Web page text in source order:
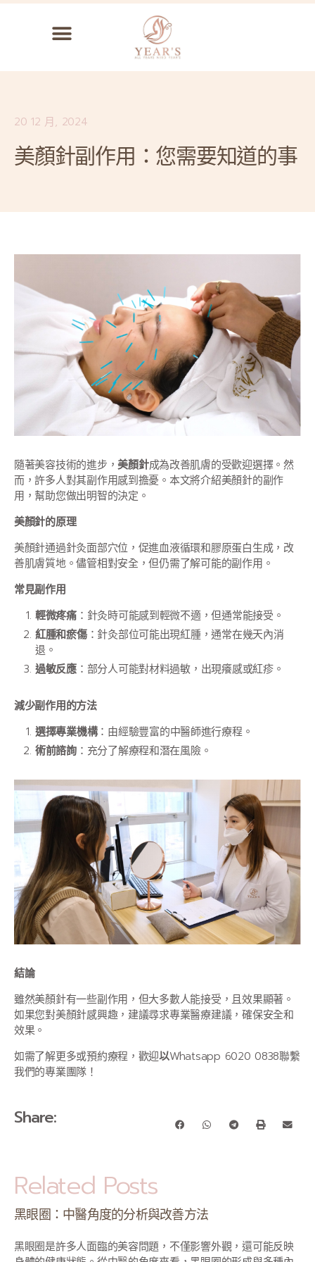
20 12 月, 2024
美顏針副作用：您需要知道的事
隨著美容技術的進步，美顏針成為改善肌膚的受歡迎選擇。然
而，許多人對其副作用感到擔憂。本文將介紹美顏針的副作
用，幫助您做出明智的決定。
美顏針的原理
美顏針通過針灸面部穴位，促進血液循環和膠原蛋白生成，改
善肌膚質地。儘管相對安全，但仍需了解可能的副作用。
常見副作用
輕微疼痛：針灸時可能感到輕微不適，但通常能接受。
紅腫和瘀傷：針灸部位可能出現紅腫，通常在幾天內消
退。
過敏反應：部分人可能對材料過敏，出現癢感或紅疹。
減少副作用的方法
選擇專業機構：由經驗豐富的中醫師進行療程。
術前諮詢：充分了解療程和潛在風險。
結論
雖然美顏針有一些副作用，但大多數人能接受，且效果顯著。
如果您對美顏針感興趣，建議尋求專業醫療建議，確保安全和
效果。
如需了解更多或預約療程，歡迎以Whatsapp 6020 0838聯繫
我們的專業團隊！
Share:
Related Posts
黑眼圈：中醫角度的分析與改善方法
黑眼圈是許多人面臨的美容問題，不僅影響外觀，還可能反映